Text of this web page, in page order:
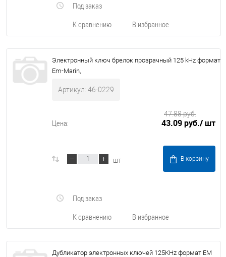
К сравнению В избранное
Под заказ
Электронный ключ брелок прозрачный 125 kHz формат
Em-Marin,
Артикул: 46-0229
Цена: 43.09 руб./ шт
47.88 руб.
шт В корзину
К сравнению В избранное
Под заказ
Дубликатор электронных ключей 125KHz формат EM